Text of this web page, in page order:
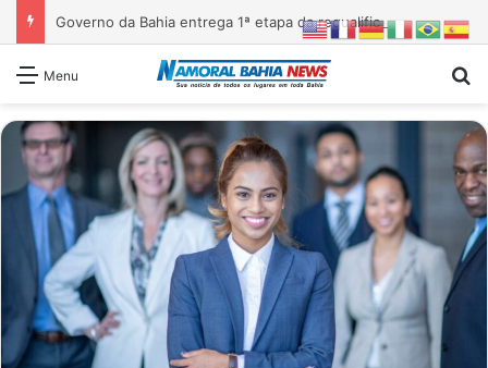
Governo da Bahia entrega 1ª etapa da requalificação do Parque Metropolitano de Pituaçu
Menu